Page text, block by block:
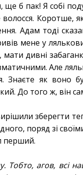
б пак! Я собі
Коротше,
Адам тоді
мене у
дивні
Але
Знаєте як воно
До того ж, він
зберегти
поряд зі
перший.
Тобто, агов, всі